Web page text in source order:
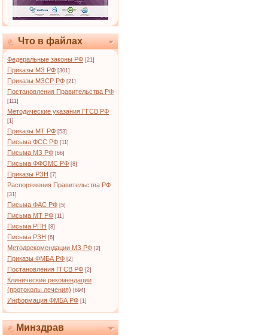
Что в файлах
Федеральные законы РФ [21]
Приказы МЗ РФ [301]
Приказы МЗСР РФ [21]
Постановления Правительства РФ
[111]
Методические указания ГГСВ РФ
[1]
Приказы МТ РФ [53]
Письма ФСС РФ [11]
Письма МЗ РФ [66]
Письма ФФОМС РФ [8]
Приказы РЗН [7]
Распоряжения Правительства РФ
[31]
Письма ФАС РФ [5]
Письма МТ РФ [11]
Письма РПН [8]
Письма РЗН [6]
Методрекомендации МЗ РФ [2]
Приказы ФМБА РФ [2]
Постановления ГГСВ РФ [2]
Клинические рекомендации
(протоколы лечения) [694]
Информация ФМБА РФ [1]
Минздрав